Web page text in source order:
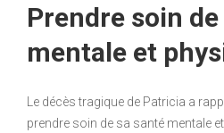
Prendre soin
mentale et
Le décès tragique de Patricia a
prendre soin de sa santé mentale